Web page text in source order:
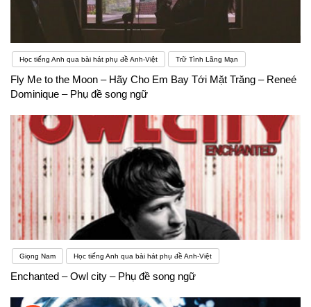
Học tiếng Anh qua bài hát phụ đề Anh-Việt Trữ Tình Lãng Mạn
Fly Me to the Moon – Hãy Cho Em Bay Tới Mặt Trăng – Reneé
Dominique – Phụ đề song ngữ
Giọng Nam Học tiếng Anh qua bài hát phụ đề Anh-Việt
Enchanted – Owl city – Phụ đề song ngữ